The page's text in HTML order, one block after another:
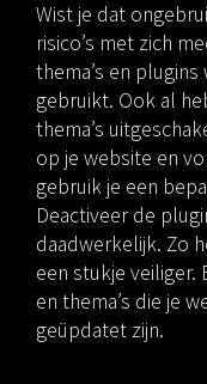
Wist je dat
risico’s met zich
thema’s en
gebruikt. Ook al
thema’s
op je website en
gebruik je een
Deactiveer de
daadwerkelijk. Zo
een stukje
en thema’s die je
geüpdatet zijn.